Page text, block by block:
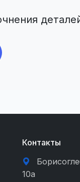
Контакты
10а